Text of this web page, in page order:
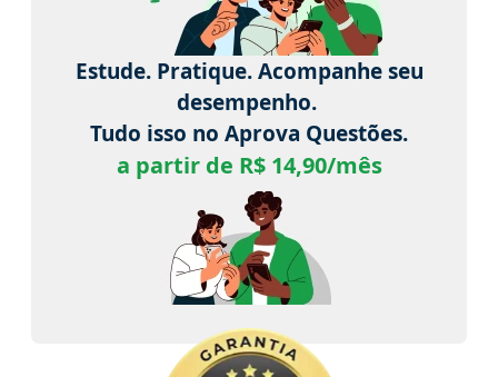
Estude. Pratique. Acompanhe seu
desempenho.
Tudo isso no Aprova Questões.
a partir de R$ 14,90/mês